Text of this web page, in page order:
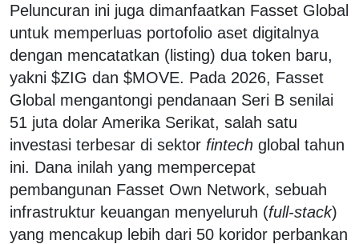
Peluncuran ini juga dimanfaatkan Fasset Global
untuk memperluas portofolio aset digitalnya
dengan mencatatkan (listing) dua token baru,
yakni $ZIG dan $MOVE. Pada 2026, Fasset
Global mengantongi pendanaan Seri B senilai
51 juta dolar Amerika Serikat, salah satu
investasi terbesar di sektor fintech global tahun
ini. Dana inilah yang mempercepat
pembangunan Fasset Own Network, sebuah
infrastruktur keuangan menyeluruh (full-stack)
yang mencakup lebih dari 50 koridor perbankan